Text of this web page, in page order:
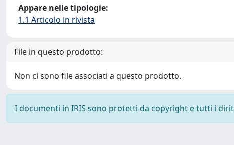
Appare nelle tipologie:
1.1 Articolo in rivista
File in questo prodotto:
Non ci sono file associati a questo prodotto.
I documenti in IRIS sono protetti da copyright e tutti i